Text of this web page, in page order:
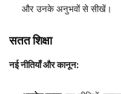
और उनके अनुभवों से सीखें।
सतत शिक्षा
नई नीतियाँ और कानून: